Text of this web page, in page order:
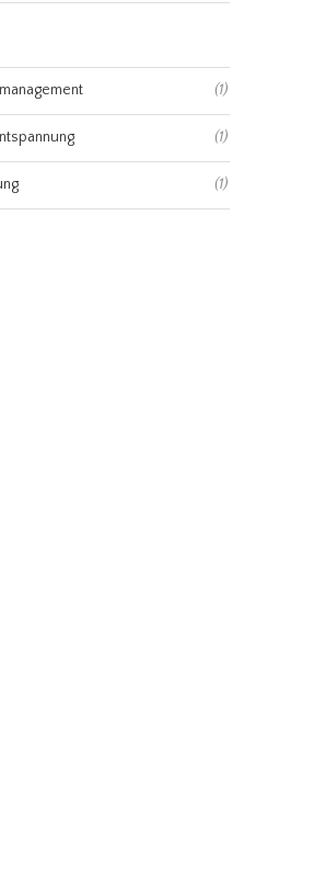
(1)
(1)
(1)